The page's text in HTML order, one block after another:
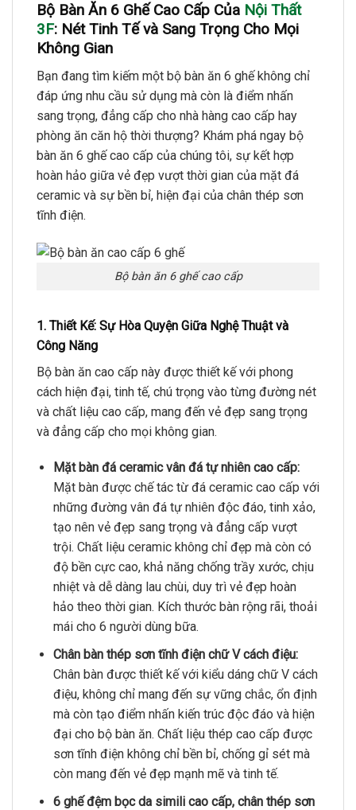
Bộ Bàn Ăn 6 Ghế Cao Cấp Của Nội Thất
3F: Nét Tinh Tế và Sang Trọng Cho Mọi
Không Gian
Bạn đang tìm kiếm một bộ bàn ăn 6 ghế không chỉ
đáp ứng nhu cầu sử dụng mà còn là điểm nhấn
sang trọng, đẳng cấp cho nhà hàng cao cấp hay
phòng ăn căn hộ thời thượng? Khám phá ngay bộ
bàn ăn 6 ghế cao cấp của chúng tôi, sự kết hợp
hoàn hảo giữa vẻ đẹp vượt thời gian của mặt đá
ceramic và sự bền bỉ, hiện đại của chân thép sơn
tĩnh điện.
Bộ bàn ăn 6 ghế cao cấp
1. Thiết Kế: Sự Hòa Quyện Giữa Nghệ Thuật và
Công Năng
Bộ bàn ăn cao cấp này được thiết kế với phong
cách hiện đại, tinh tế, chú trọng vào từng đường nét
và chất liệu cao cấp, mang đến vẻ đẹp sang trọng
và đẳng cấp cho mọi không gian.
Mặt bàn đá ceramic vân đá tự nhiên cao cấp:
Mặt bàn được chế tác từ đá ceramic cao cấp với
những đường vân đá tự nhiên độc đáo, tinh xảo,
tạo nên vẻ đẹp sang trọng và đẳng cấp vượt
trội. Chất liệu ceramic không chỉ đẹp mà còn có
độ bền cực cao, khả năng chống trầy xước, chịu
nhiệt và dễ dàng lau chùi, duy trì vẻ đẹp hoàn
hảo theo thời gian. Kích thước bàn rộng rãi, thoải
mái cho 6 người dùng bữa.
Chân bàn thép sơn tĩnh điện chữ V cách điệu:
Chân bàn được thiết kế với kiểu dáng chữ V cách
điệu, không chỉ mang đến sự vững chắc, ổn định
mà còn tạo điểm nhấn kiến trúc độc đáo và hiện
đại cho bộ bàn ăn. Chất liệu thép cao cấp được
sơn tĩnh điện không chỉ bền bỉ, chống gỉ sét mà
còn mang đến vẻ đẹp mạnh mẽ và tinh tế.
6 ghế đệm bọc da simili cao cấp, chân thép sơn